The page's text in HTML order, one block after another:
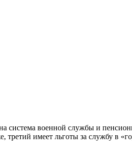
система военной службы и
имеет льготы за службу в